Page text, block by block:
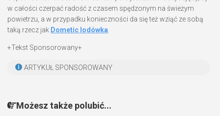
w całości czerpać radość z czasem spędzonym na świeżym
powietrzu, a w przypadku konieczności da się też wziąć ze sobą
taką rzecz jak Dometic lodówka
+Tekst Sponsorowany+
ARTYKUŁ SPONSOROWANY
Możesz także polubić...